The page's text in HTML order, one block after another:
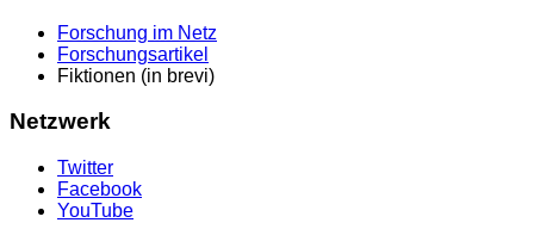
Forschung im Netz
Forschungsartikel
Fiktionen (in brevi)
Netzwerk
Twitter
Facebook
YouTube